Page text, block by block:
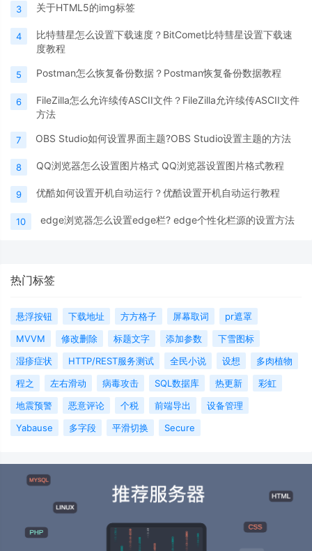
3 关于HTML5的img标签
4
比特彗星怎么设置下载速度？BitComet比特彗星设置下载速
度教程
5 Postman怎么恢复备份数据？Postman恢复备份数据教程
6
FileZilla怎么允许续传ASCII文件？FileZilla允许续传ASCII文件
方法
7 OBS Studio如何设置界面主题?OBS Studio设置主题的方法
8 QQ浏览器怎么设置图片格式 QQ浏览器设置图片格式教程
9 优酷如何设置开机自动运行？优酷设置开机自动运行教程
10 edge浏览器怎么设置edge栏? edge个性化栏源的设置方法
热门标签
悬浮按钮 下载地址 方方格子 屏幕取词
pr遮罩
MVVM
修改删除 标题文字 添加参数
下雪图标
湿疹症状
HTTP/REST服务测试 全民小说 设想
多肉植物
程之
左右滑动 病毒攻击 SQL数据库 热更新
彩虹
地震预警
恶意评论 个税 前端导出
设备管理
Yabause
多字段 平滑切换 Secure